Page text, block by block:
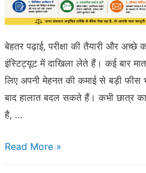
बेहतर पढ़ाई, परीक्षा की तैयारी और अच्छे
इंस्टिट्यूट में दाखिला लेते हैं। कई बार
लिए अपनी मेहनत की कमाई से बड़ी
बाद हालात बदल सकते हैं। कभी छात्र
है, …
कोचिंग
Read More »